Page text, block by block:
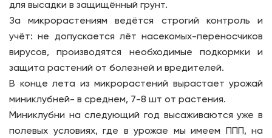
для высадки в защищённый грунт.
За микрорастениям ведётся строгий контроль и
учёт: не допускается лёт насекомых-переносчиков
вирусов, производятся необходимые подкормки и
защита растений от болезней и вредителей.
В конце лета из микрорастений вырастает урожай
миниклубней- в среднем, 7-8 шт от растения.
Миниклубни на следующий год высаживаются уже в
полевых условиях, где в урожае мы имеем ППП, на